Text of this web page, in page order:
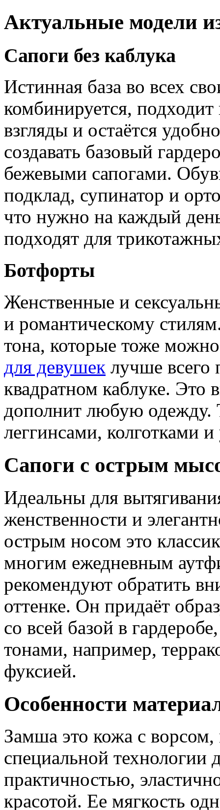
Актуальные модели
Сапоги без каблука
Истинная база во всех
комбинируется,
взгляды и остаётся
создавать базовый
бежевыми сапогами.
подклад, супинатор и
что нужно на каждый
подходят для
Ботфорты
Женственные и
и романтическому
тона, которые тоже
для девушек лучше всего
квадратном каблуке. Это
дополнит любую одежду.
леггинсами, колготками
Сапоги с острым
Идеальны для
женственности и
острым носом это
многим ежедневным
рекомендуют обратить
оттенке. Он придаёт
со всей базой в
тонами, например,
фуксией.
Особенности
Замша это кожа с ворсом,
специальной технологии
практичностью,
красотой. Ее мягкость